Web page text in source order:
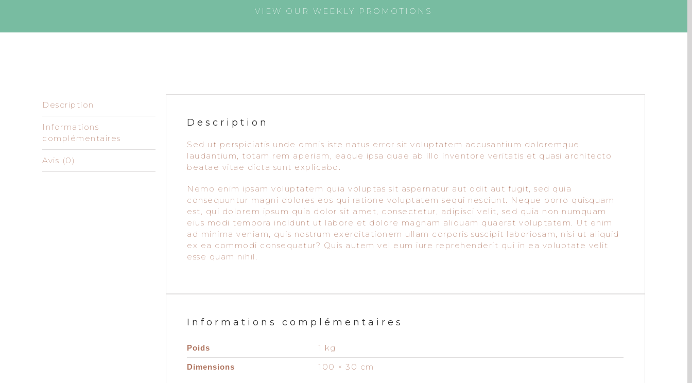
VIEW OUR WEEKLY PROMOTIONS
Description
Informations
complémentaires
Avis (0)
Description
Sed ut perspiciatis unde omnis iste natus error sit voluptatem accusantium doloremque
laudantium, totam rem aperiam, eaque ipsa quae ab illo inventore veritatis et quasi architecto
beatae vitae dicta sunt explicabo.
Nemo enim ipsam voluptatem quia voluptas sit aspernatur aut odit aut fugit, sed quia
consequuntur magni dolores eos qui ratione voluptatem sequi nesciunt. Neque porro quisquam
est, qui dolorem ipsum quia dolor sit amet, consectetur, adipisci velit, sed quia non numquam
eius modi tempora incidunt ut labore et dolore magnam aliquam quaerat voluptatem. Ut enim
ad minima veniam, quis nostrum exercitationem ullam corporis suscipit laboriosam, nisi ut aliquid
ex ea commodi consequatur? Quis autem vel eum iure reprehenderit qui in ea voluptate velit
esse quam nihil.
Informations complémentaires
Poids 1 kg
Dimensions 100 × 30 cm